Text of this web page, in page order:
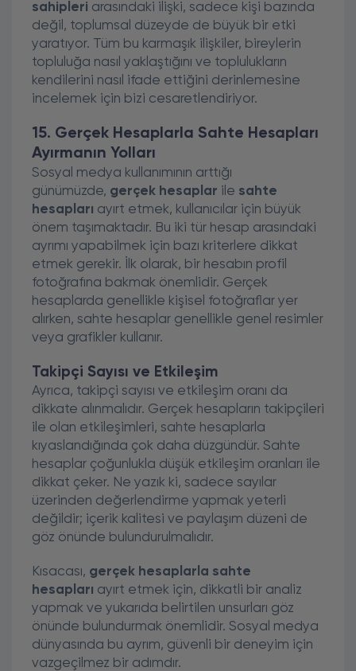
sahipleri arasındaki ilişki, sadece kişi bazında
değil, toplumsal düzeyde de büyük bir etki
yaratıyor. Tüm bu karmaşık ilişkiler, bireylerin
topluluğa nasıl yaklaştığını ve toplulukların
kendilerini nasıl ifade ettiğini derinlemesine
incelemek için bizi cesaretlendiriyor.
15. Gerçek Hesaplarla Sahte Hesapları
Ayırmanın Yolları
Sosyal medya kullanımının arttığı
günümüzde, gerçek hesaplar ile sahte
hesapları ayırt etmek, kullanıcılar için büyük
önem taşımaktadır. Bu iki tür hesap arasındaki
ayrımı yapabilmek için bazı kriterlere dikkat
etmek gerekir. İlk olarak, bir hesabın profil
fotoğrafına bakmak önemlidir. Gerçek
hesaplarda genellikle kişisel fotoğraflar yer
alırken, sahte hesaplar genellikle genel resimler
veya grafikler kullanır.
Takipçi Sayısı ve Etkileşim
Ayrıca, takipçi sayısı ve etkileşim oranı da
dikkate alınmalıdır. Gerçek hesapların takipçileri
ile olan etkileşimleri, sahte hesaplarla
kıyaslandığında çok daha düzgündür. Sahte
hesaplar çoğunlukla düşük etkileşim oranları ile
dikkat çeker. Ne yazık ki, sadece sayılar
üzerinden değerlendirme yapmak yeterli
değildir; içerik kalitesi ve paylaşım düzeni de
göz önünde bulundurulmalıdır.
Kısacası, gerçek hesaplarla sahte
hesapları ayırt etmek için, dikkatli bir analiz
yapmak ve yukarıda belirtilen unsurları göz
önünde bulundurmak önemlidir. Sosyal medya
dünyasında bu ayrım, güvenli bir deneyim için
vazgeçilmez bir adımdır.